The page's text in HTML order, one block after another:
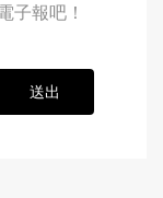
子報吧！
送出